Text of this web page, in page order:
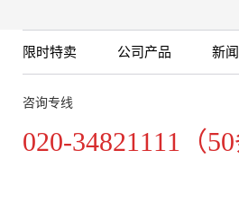
限时特卖 公司产品 新
咨询专线
020-34821111（50